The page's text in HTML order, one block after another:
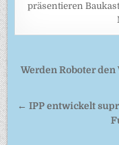
präsentieren
Werden Roboter
← IPP entwickelt